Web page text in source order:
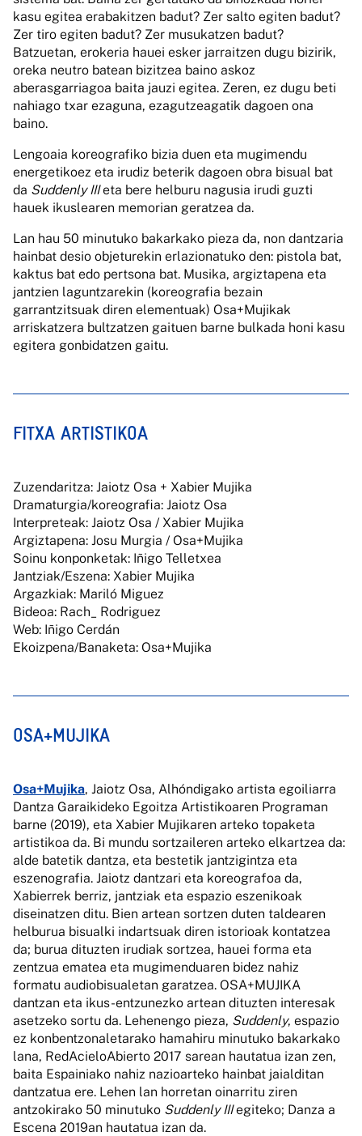
kasu egitea erabakitzen badut? Zer salto egiten badut?
Zer tiro egiten badut? Zer musukatzen badut?
Batzuetan, erokeria hauei esker jarraitzen dugu bizirik,
oreka neutro batean bizitzea baino askoz
aberasgarriagoa baita jauzi egitea. Zeren, ez dugu beti
nahiago txar ezaguna, ezagutzeagatik dagoen ona
baino.
Lengoaia koreografiko bizia duen eta mugimendu
energetikoez eta irudiz beterik dagoen obra bisual bat
da Suddenly IIIeta bere helburu nagusia irudi guzti
hauek ikuslearen memorian geratzea da.
Lan hau 50 minutuko bakarkako pieza da, non dantzaria
hainbat desio objeturekin erlazionatuko den: pistola bat,
kaktus bat edo pertsona bat. Musika, argiztapena eta
jantzien laguntzarekin (koreografia bezain
garrantzitsuak diren elementuak) Osa+Mujikak
arriskatzera bultzatzen gaituen barne bulkada honi kasu
egitera gonbidatzen gaitu.
FITXA ARTISTIKOA
Zuzendaritza: Jaiotz Osa + Xabier Mujika
Dramaturgia/koreografia: Jaiotz Osa
Interpreteak: Jaiotz Osa / Xabier Mujika
Argiztapena: Josu Murgia / Osa+Mujika
Soinu konponketak: Iñigo Telletxea
Jantziak/Eszena: Xabier Mujika
Argazkiak: Mariló Miguez
Bideoa: Rach_ Rodriguez
Web: Iñigo Cerdán
Ekoizpena/Banaketa: Osa+Mujika
OSA+MUJIKA
Osa+Mujika, Jaiotz Osa, Alhóndigako artista egoiliarra
Dantza Garaikideko Egoitza Artistikoaren Programan
barne (2019), eta Xabier Mujikaren arteko topaketa
artistikoa da. Bi mundu sortzaileren arteko elkartzea da:
alde batetik dantza, eta bestetik jantzigintza eta
eszenografia. Jaiotz dantzari eta koreografoa da,
Xabierrek berriz, jantziak eta espazio eszenikoak
diseinatzen ditu. Bien artean sortzen duten taldearen
helburua bisualki indartsuak diren istorioak kontatzea
da; burua dituzten irudiak sortzea, hauei forma eta
zentzua ematea eta mugimenduaren bidez nahiz
formatu audiobisualetan garatzea. OSA+MUJIKA
dantzan eta ikus-entzunezko artean dituzten interesak
asetzeko sortu da. Lehenengo pieza, Suddenly, espazio
ez konbentzonaletarako hamahiru minutuko bakarkako
lana, RedAcieloAbierto 2017 sarean hautatua izan zen,
baita Espainiako nahiz nazioarteko hainbat jaialditan
dantzatua ere. Lehen lan horretan oinarritu ziren
antzokirako 50 minutuko Suddenly IIIegiteko; Danza a
Escena 2019an hautatua izan da.